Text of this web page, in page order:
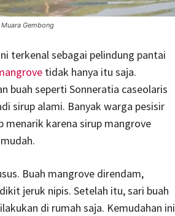
Gembong
terkenal sebagai pelindung pantai
tidak hanya itu saja.
buah seperti Sonneratia caseolaris
sirup alami. Banyak warga pesisir
menarik karena sirup mangrove
Buah mangrove direndam,
jeruk nipis. Setelah itu, sari buah
di rumah saja. Kemudahan ini